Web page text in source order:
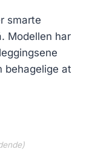
smarte
Modellen har
behagelige at